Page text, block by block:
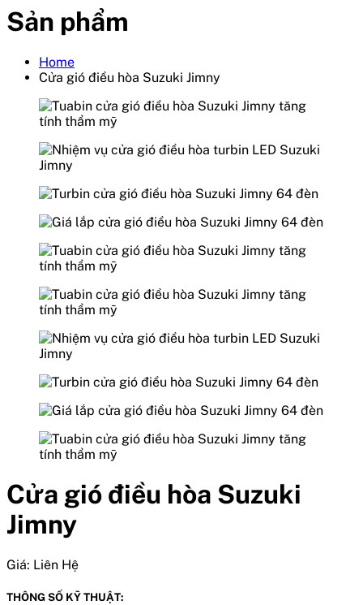
Sản phẩm
Home
Cửa gió điều hòa Suzuki Jimny
Cửa gió điều hòa Suzuki
Jimny
Giá: Liên Hệ
THÔNG SỐ KỸ THUẬT: